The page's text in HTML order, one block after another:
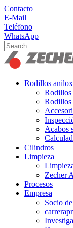
Skip
to
main
content
Contacto
E-Mail
Teléfono
WhatsApp
Close
Search
search
Menu
Rodillos anilox
Rodillos
Rodillos
Acabos
Cilindros
Limpieza
Zecher
Procesos
Empresa
Socio